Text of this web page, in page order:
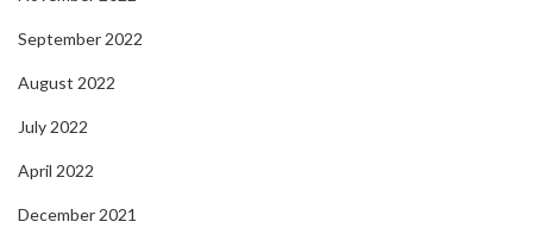
September 2022
August 2022
July 2022
April 2022
December 2021